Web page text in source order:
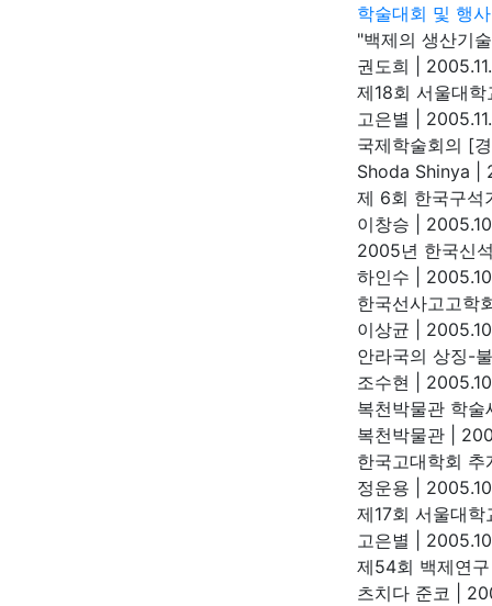
학술대회 및 행사
"백제의 생산기
권도희
제18회 서울대
고은별
국제학술회의 [
Shoda Shinya
제 6회 한국구석
이창승
2005년 한국신
하인수
한국선사고고학
이상균
안라국의 상징-
조수현
복천박물관 학술
복천박물관
한국고대학회 추
정운용
제17회 서울대
고은별
제54회 백제연
츠치다 준코